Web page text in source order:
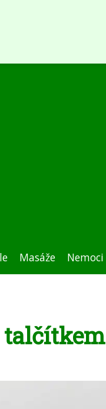
Masáže Nemoci
talčítkem